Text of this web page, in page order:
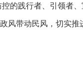
的践行者、引领者
风带动民风，切实推